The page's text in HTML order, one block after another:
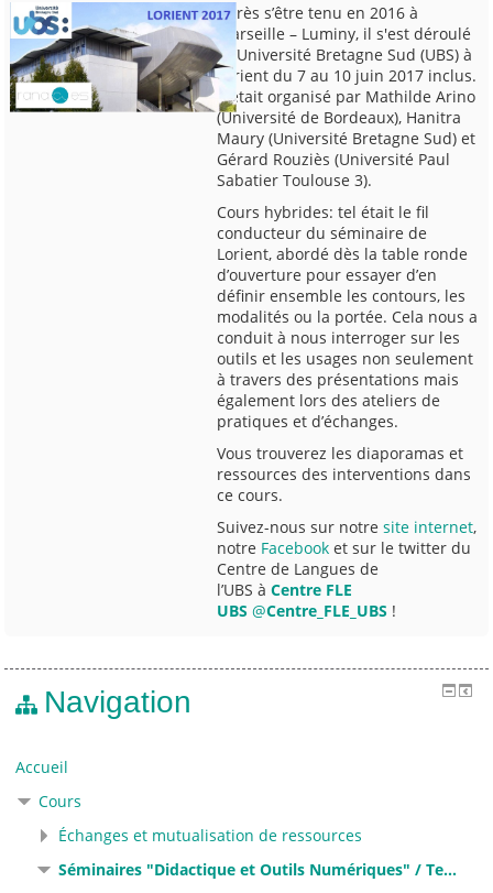
Après s’être tenu en 2016 à
Marseille – Luminy, il s'est déroulé
à l’Université Bretagne Sud (UBS) à
Lorient du 7 au 10 juin 2017 inclus.
Il était organisé par Mathilde Arino
(Université de Bordeaux), Hanitra
Maury (Université Bretagne Sud) et
Gérard Rouziès (Université Paul
Sabatier Toulouse 3).
Cours hybrides: tel était le fil
conducteur du séminaire de
Lorient, abordé dès la table ronde
d’ouverture pour essayer d’en
définir ensemble les contours, les
modalités ou la portée. Cela nous a
conduit à nous interroger sur les
outils et les usages non seulement
à travers des présentations mais
également lors des ateliers de
pratiques et d’échanges.
Vous trouverez les diaporamas et
ressources des interventions dans
ce cours.
Suivez-nous sur notresite internet,
notre Facebook et sur le twitter du
Centre de Langues de
l’UBS àCentre FLE
UBS ‏@Centre_FLE_UBS !
Navigation
Accueil
Cours
Échanges et mutualisation de ressources
Séminaires "Didactique et Outils Numériques" / Te...